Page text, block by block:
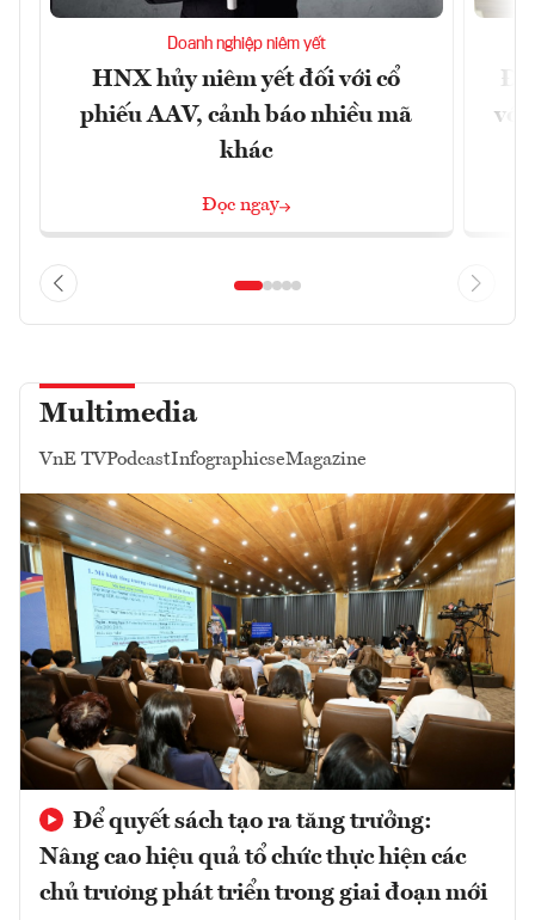
Doanh nghiệp niêm yết
HNX hủy niêm yết đối với cổ
phiếu AAV, cảnh báo nhiều mã
khác
Đọc ngay
Đề
với
Multimedia
VnE TVPodcastInfographicseMagazine
Để quyết sách tạo ra tăng trưởng:
Nâng cao hiệu quả tổ chức thực hiện các
chủ trương phát triển trong giai đoạn mới